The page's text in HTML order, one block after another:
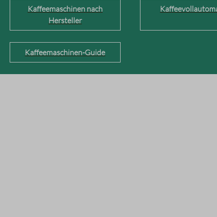
Kaffeemaschinen nach
Hersteller
Kaffeemaschinen-Guide